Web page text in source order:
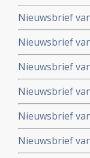
Nieuwsbrief
Nieuwsbrief
Nieuwsbrief
Nieuwsbrief
Nieuwsbrief
Nieuwsbrief